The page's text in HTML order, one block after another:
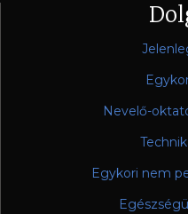
Nevelő-
Egykori nem